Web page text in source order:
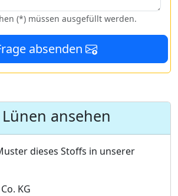
(*) müssen ausgefüllt werden.
absenden
ansehen
dieses Stoffs in unserer
KG